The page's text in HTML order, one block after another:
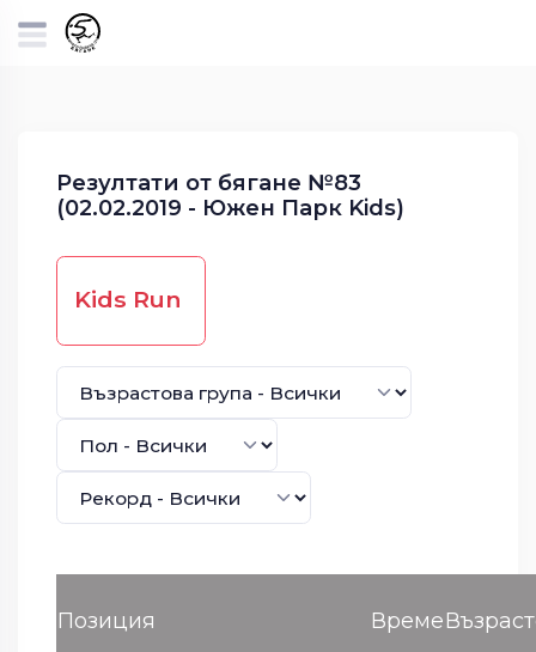
Резултати от бягане №83
(02.02.2019 - Южен Парк Kids)
Kids Run
Позиция
Време